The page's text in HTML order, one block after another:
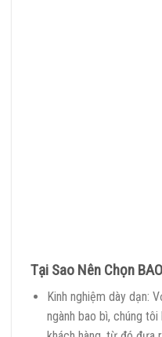
Tại Sao Nên Chọn
Kinh nghiệm dày dạn:
ngành bao bì, chúng